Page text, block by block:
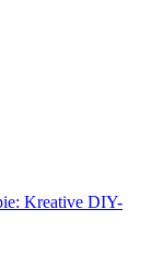
Kreative DIY-